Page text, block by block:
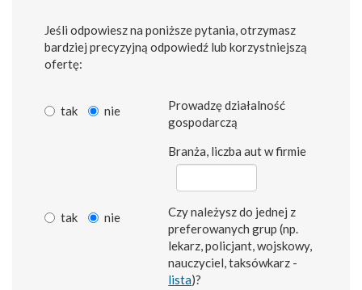
Jeśli odpowiesz na poniższe pytania, otrzymasz
bardziej precyzyjną odpowiedź lub korzystniejszą
ofertę:
tak nie
Prowadzę działalność
gospodarczą
Branża, liczba aut w firmie
tak nie
Czy należysz do jednej z
preferowanych grup (np.
lekarz, policjant, wojskowy,
nauczyciel, taksówkarz -
lista)?